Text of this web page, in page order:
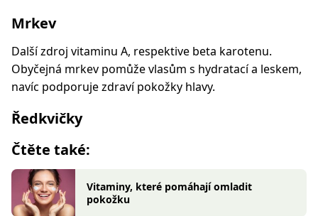
Mrkev
Další zdroj vitaminu A, respektive beta karotenu.
Obyčejná mrkev pomůže vlasům s hydratací a leskem,
navíc podporuje zdraví pokožky hlavy.
Ředkvičky
Čtěte také:
Vitaminy, které pomáhají omladit
pokožku